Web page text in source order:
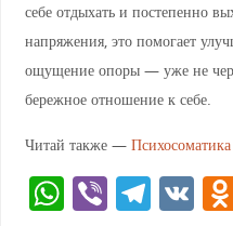
себе отдыхать и постепенно
напряжения, это помогает
ощущение опоры — уже не
бережное отношение к себе.
Читай также —
W Vi T V